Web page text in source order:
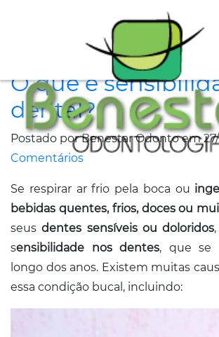
Clínica
Especialidades
Tratamentos
Depoimentos
Dicas
de
Saúde
Fale
O que é
dental?
Postado por Benestar Odonto em 27/
Comentários
Se respirar ar frio pela boca ou
bebidas quentes, frios, doces ou
seusdentes sensíveis ou doloridos
sensibilidade nos dentes, que se
longo dos anos. Existem muitas
essa condição bucal, incluindo: